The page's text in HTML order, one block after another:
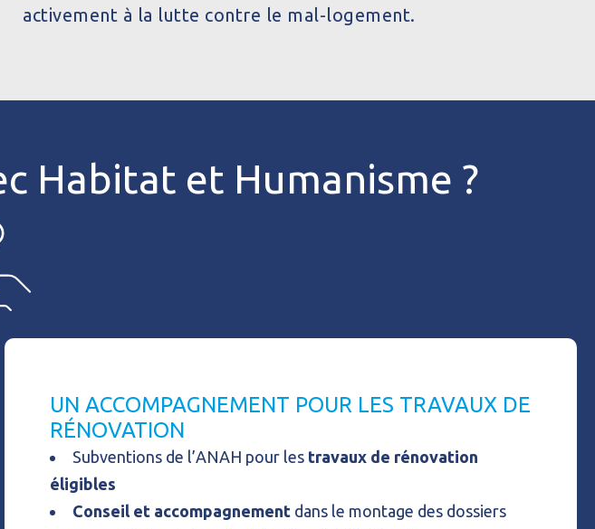
activement à la lutte contre le mal-logement.
Habitat et Humanisme ?
UN ACCOMPAGNEMENT POUR LES TRAVAUX DE
RÉNOVATION
Subventions de l’ANAH pour les travaux de rénovation
éligibles
Conseil et accompagnement dans le montage des dossiers